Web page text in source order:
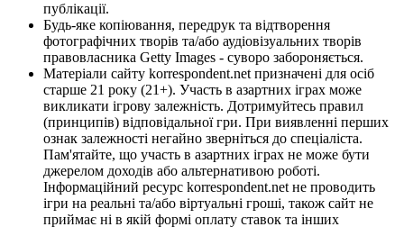
публікації.
Будь-яке копіювання, передрук та відтворення
фотографічних творів та/або аудіовізуальних творів
правовласника Getty Images - суворо забороняється.
Матеріали сайту korrespondent.net призначені для осіб
старше 21 року (21+). Участь в азартних іграх може
викликати ігрову залежність. Дотримуйтесь правил
(принципів) відповідальної гри. При виявленні перших
ознак залежності негайно зверніться до спеціаліста.
Пам'ятайте, що участь в азартних іграх не може бути
джерелом доходів або альтернативою роботі.
Інформаційний ресурс korrespondent.net не проводить
ігри на реальні та/або віртуальні гроші, також сайт не
приймає ні в якій формі оплату ставок та інших